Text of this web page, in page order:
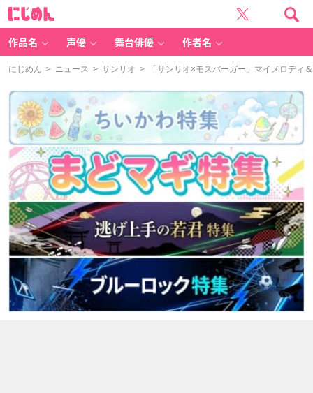
作品名 声優 舞台俳優 作者名
にじめん > ニュース > サンリオ > 「サンリオ×モスバーガー」マイメロディ